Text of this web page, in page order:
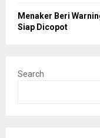
Menaker Beri
Siap Dicopot
Search